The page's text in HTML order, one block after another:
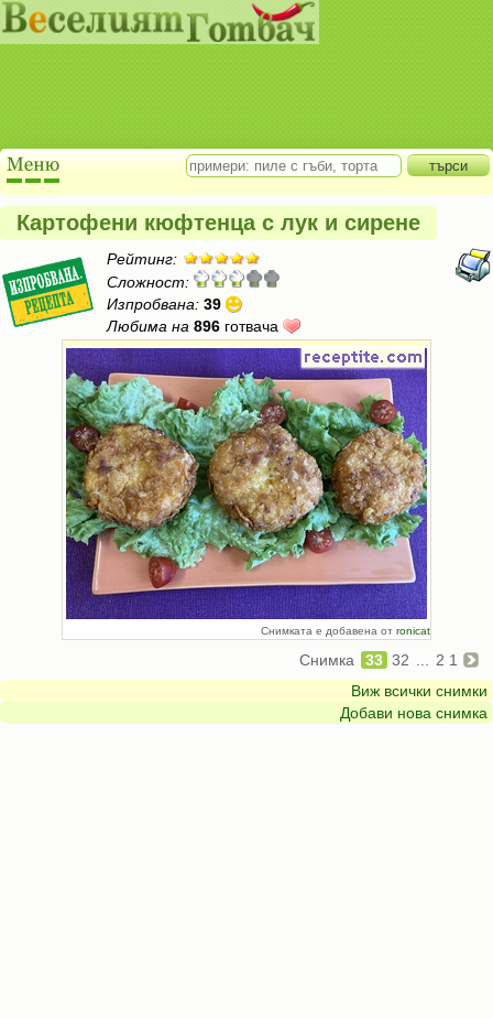
Картофени кюфтенца с лук и сирене
Рейтинг:
Сложност:
Изпробвана: 39
Любима на 896 готвача
Снимката е добавена от ronicat
Снимка 33 32 2 1
Виж всички снимки
Добави нова снимка